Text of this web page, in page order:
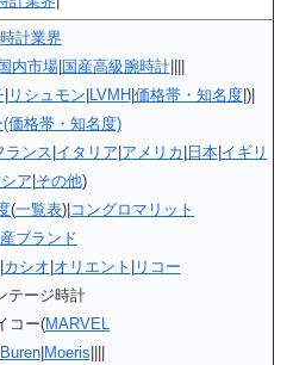
時計業界
国内市場| 国産高級腕時計||||
リシュモン LVMH 価格帯・知名度|)|
(価格帯・知名度)
ランス イタリア アメリカ 日本| イギリ
ア その他)
(一覧表)| コングロマリット
ブランド
カシオ オリエント リコー
テージ時計
コー(MARVEL
Buren| Moeris